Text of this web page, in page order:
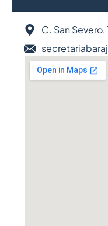
C. San Severo,